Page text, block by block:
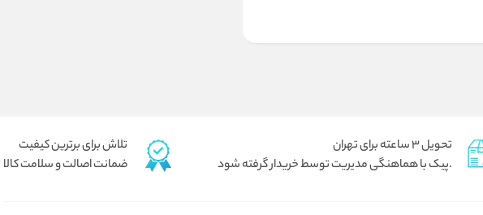
تحویل 3 ساعته برای تهران
.پیک با هماهنگی مدیریت توسط خریدار گرفته شود
تلاش برای برترین کیفیت
ضمانت اصالت و سلامت کالا